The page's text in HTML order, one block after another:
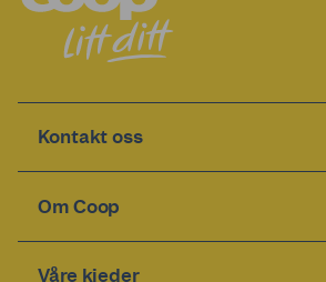
Kontakt oss
Om Coop
Våre kjeder